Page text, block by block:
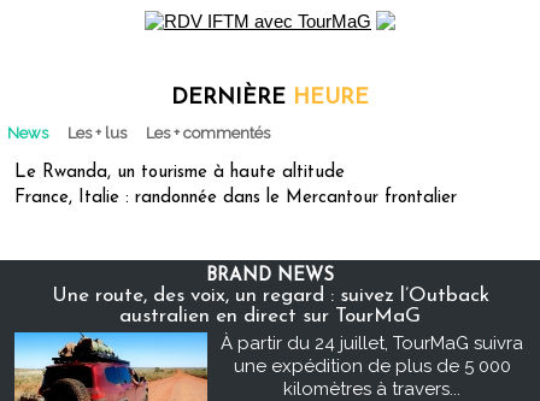
DERNIÈRE HEURE
News Les + lus Les + commentés
Le Rwanda, un tourisme à haute altitude
France, Italie : randonnée dans le Mercantour frontalier
BRAND NEWS
Une route, des voix, un regard : suivez l’Outback
australien en direct sur TourMaG
À partir du 24 juillet, TourMaG suivra
une expédition de plus de 5 000
kilomètres à travers...